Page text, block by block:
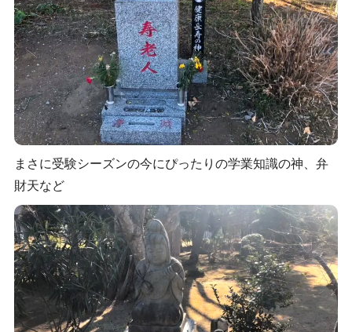
まさに受験シーズンの今にぴったりの学業知識の神、弁
財天など